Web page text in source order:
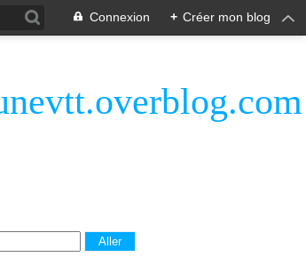
Connexion + Créer mon blog